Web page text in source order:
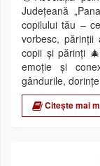
Județeană
copilului tău –
vorbesc,
copii și părinți
emoție și
gândurile,
Citește mai